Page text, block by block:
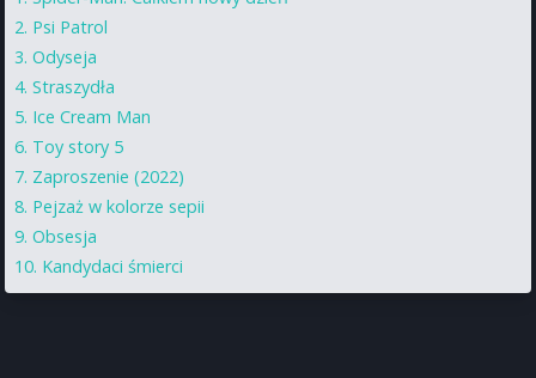
Psi Patrol
Odyseja
Straszydła
Ice Cream Man
Toy story 5
Zaproszenie (2022)
Pejzaż w kolorze sepii
Obsesja
Kandydaci śmierci